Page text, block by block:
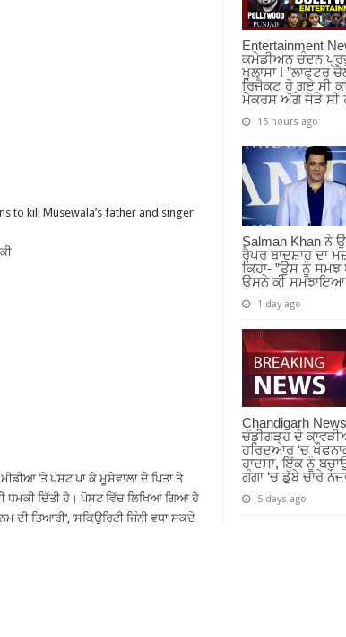
Entertainment
ਕਮੇਡੀਅਨ ਚੰਦਨ
ਖੁਲਾਸਾ ! ”ਲਾਫਟਰ
ਰਿਜੈਕਟ ਹੋ ਗਏ ਸੀ
ਮੇਕਰਸ ਅੱਗੇ ਜੋੜੇ ਸੀ
15 hours ago
Salman Khan ਨੇ
ਰੈਪਰ ਬਾਦਸ਼ਾਹ ਦਾ
ਕਿਹਾ- ”ਉਸ ਨੂੰ
ਉਸਨੇ ਕੀ
1 day ago
Chandigarh
ਚੰਡੀਗੜ੍ਹ ਦੇ
ਹਰਿਦੁਆਰ ‘ਚ
ਹਾਦਸਾ, ਇੱਕ ਨੂੰ
ਗੰਗਾ ‘ਚ ਡੁੱਬੇ ਚਾਰੇ
5 days ago
to kill Musewala’s father and singer
’ਤੇ ਪੋਸਟ ਪਾ ਕੇ ਮੂਸੇਵਾਲਾ ਦੇ ਪਿਤਾ ਤੇ
ਧਮਕੀ ਦਿੱਤੀ ਹੈ। ਪੋਸਟ ਵਿੱਚ ਲਿਖਿਆ ਗਿਆ ਹੈ
ਤਿਆਰੀ’, ‘ਸਕਿਉਰਿਟੀ ਜਿੰਨੀ ਵਧਾ ਸਕਦੇ